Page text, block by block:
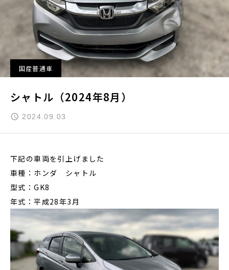
国産普通車
シャトル（2024年8月）
2024.09.03
下記の車両を引上げました
車種：ホンダ シャトル
型式：GK8
年式：平成28年3月